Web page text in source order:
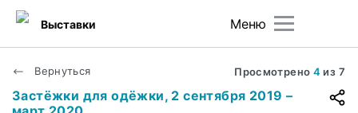
Меню
Выставки
Вернуться Просмотрено 4 из 7
Застёжки для одёжки, 2 сентября 2019 –